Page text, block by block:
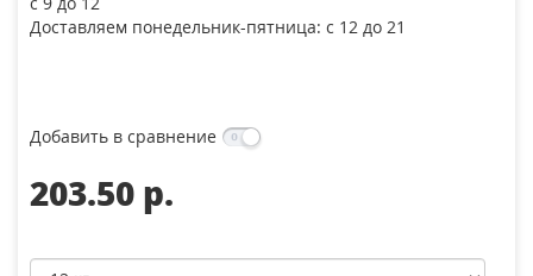
Доставляем понедельник-пятница: с 12 до 21
Добавить в сравнение
203.50 p.